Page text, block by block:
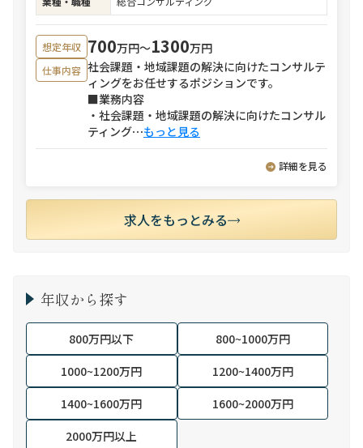
想定年収 700万円〜1300万円
仕事内容 社会課題・地域課題の解決に向けたコンサルテ
ィングをお任せするポジションです。
■業務内容
・社会課題・地域課題の解決に向けたコンサル
ティング⋯もっと見る
詳細を見る
求人をもっとみる
年収から探す
800万円以下
800~1000万円
1000~1200万円
1200~1400万円
1400~1600万円
1600~2000万円
2000万円以上